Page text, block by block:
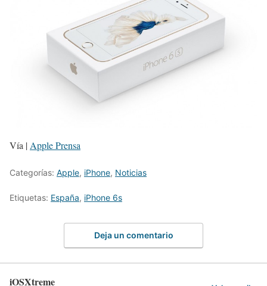
Vía |Apple Prensa
Categorías: Apple, iPhone, Noticias
Etiquetas: España, iPhone 6s
Deja un comentario
iOSXtreme